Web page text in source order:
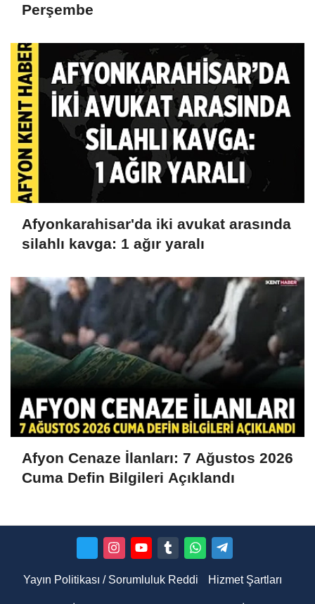
Perşembe
Afyonkarahisar'da iki avukat arasında
silahlı kavga: 1 ağır yaralı
Afyon Cenaze İlanları: 7 Ağustos 2026
Cuma Defin Bilgileri Açıklandı
Yayın Politikası / Sorumluluk Reddi Hizmet Şartları